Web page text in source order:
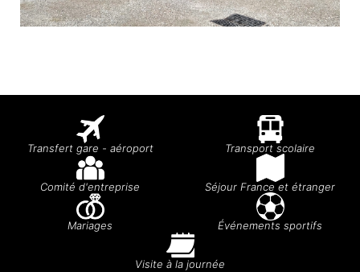
Transfert gare - aéroport Transport scolaire
Comité d'entreprise Séjour France et étranger
Mariages Événements sportifs
Visite à la journée